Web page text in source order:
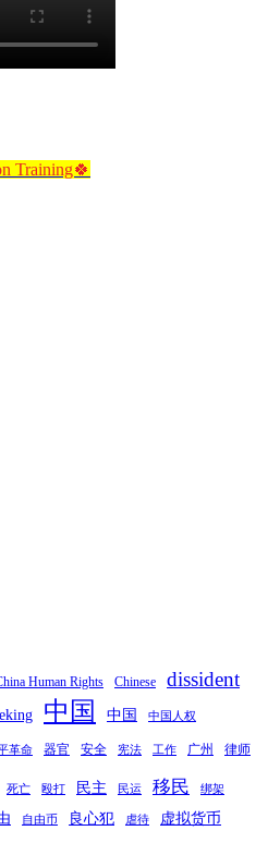
Training🍀
Human Rights Chinese dissident
中国 中国 中国人权
革命 器官 安全 宪法 工作 广州 律师
死亡 殴打 民主 民运 移民 绑架
自由币 良心犯 虐待
虚拟货币